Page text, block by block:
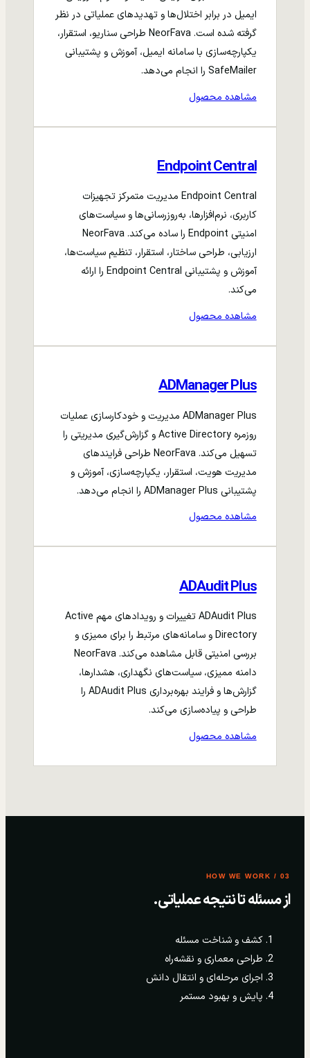
ایمیل در برابر اختلال‌ها و تهدیدهای عملیاتی در نظر
گرفته شده است. NeorFava طراحی سناریو، استقرار،
یکپارچه‌سازی با سامانه ایمیل، آموزش و پشتیبانی
SafeMailer را انجام می‌دهد.
مشاهده محصول
Endpoint Central
Endpoint Central مدیریت متمرکز تجهیزات
کاربری، نرم‌افزارها، به‌روزرسانی‌ها و سیاست‌های
امنیتی Endpoint را ساده می‌کند. NeorFava
ارزیابی، طراحی ساختار، استقرار، تنظیم سیاست‌ها،
آموزش و پشتیبانی Endpoint Central را ارائه
می‌کند.
مشاهده محصول
ADManager Plus
ADManager Plus مدیریت و خودکارسازی عملیات
روزمره Active Directory و گزارش‌گیری مدیریتی را
تسهیل می‌کند. NeorFava طراحی فرایندهای
مدیریت هویت، استقرار، یکپارچه‌سازی، آموزش و
پشتیبانی ADManager Plus را انجام می‌دهد.
مشاهده محصول
ADAudit Plus
ADAudit Plus تغییرات و رویدادهای مهم Active
Directory و سامانه‌های مرتبط را برای ممیزی و
بررسی امنیتی قابل مشاهده می‌کند. NeorFava
دامنه ممیزی، سیاست‌های نگهداری، هشدارها،
گزارش‌ها و فرایند بهره‌برداری ADAudit Plus را
طراحی و پیاده‌سازی می‌کند.
مشاهده محصول
03 / HOW WE WORK
از مسئله تا نتیجه عملیاتی.
کشف و شناخت مسئله
طراحی معماری و نقشه‌راه
اجرای مرحله‌ای و انتقال دانش
پایش و بهبود مستمر